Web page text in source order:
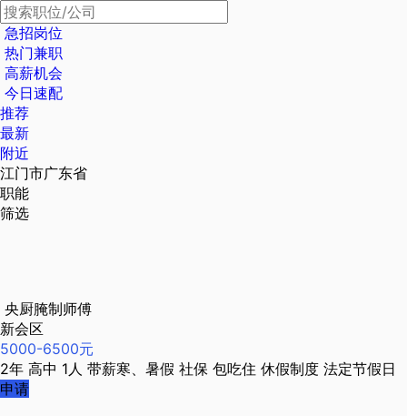
急招岗位
热门兼职
高薪机会
今日速配
推荐
最新
附近
江门市广东省
职能
筛选
央厨腌制师傅
新会区
5000-6500元
2年 高中 1人 带薪寒、暑假 社保 包吃住 休假制度 法定节假日
申请